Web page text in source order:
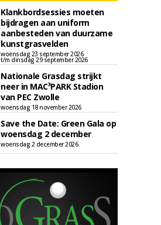
Klankbordsessies moeten
bijdragen aan uniform
aanbesteden van duurzame
kunstgrasvelden
woensdag 23 september 2026
t/m dinsdag 29 september 2026
Nationale Grasdag strijkt
neer in MAC³PARK Stadion
van PEC Zwolle
woensdag 18 november 2026
Save the Date: Green Gala op
woensdag 2 december
woensdag 2 december 2026